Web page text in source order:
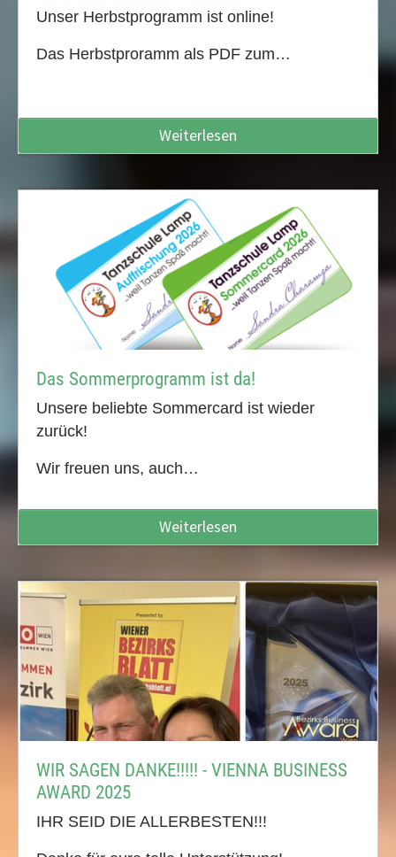
Unser Herbstprogramm ist online!
Das Herbstproramm als PDF zum…
Weiterlesen
Das Sommerprogramm ist da!
Unsere beliebte Sommercard ist wieder
zurück!
Wir freuen uns, auch…
Weiterlesen
WIR SAGEN DANKE!!!!! - VIENNA BUSINESS
AWARD 2025
IHR SEID DIE ALLERBESTEN!!!